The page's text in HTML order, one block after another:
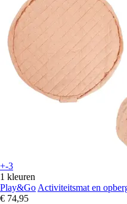
+-3
1 kleuren
Play&Go Activiteitsmat en
€ 74,95